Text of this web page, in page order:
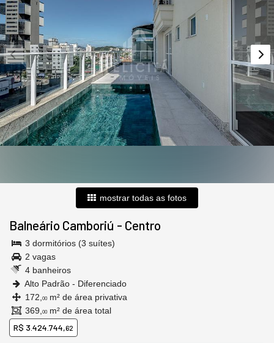
mostrar todas as fotos
Balneário Camboriú - Centro
3 dormitórios (3 suítes)
2 vagas
4 banheiros
Alto Padrão - Diferenciado
172, 00 m² de área privativa
369, 00 m² de área total
R$ 3.424.744,62